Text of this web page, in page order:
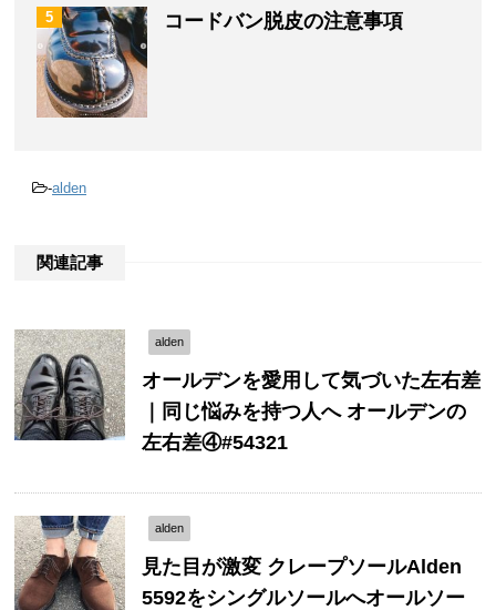
5 コードバン脱皮の注意事項
-alden
関連記事
alden
オールデンを愛用して気づいた左右差
｜同じ悩みを持つ人へ オールデンの
左右差④#54321
alden
見た目が激変 クレープソールAlden
5592をシングルソールへオールソー